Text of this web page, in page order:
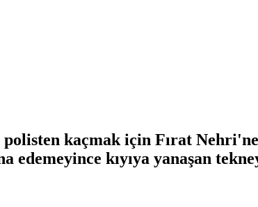
polisten kaçmak için Fırat
kıyıya yanaşan